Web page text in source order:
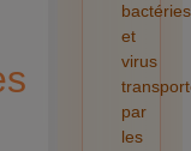
bactéries
et
virus
par
les